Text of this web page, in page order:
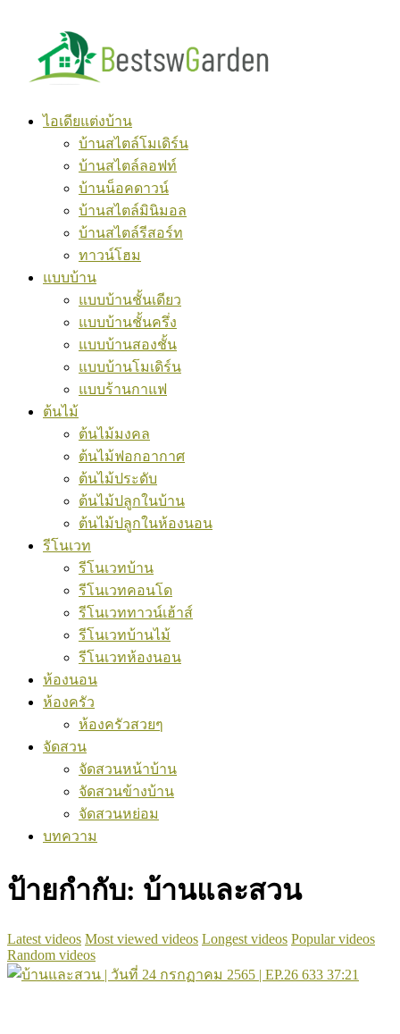
ไอเดียแต่งบ้าน
บ้านสไตล์โมเดิร์น
บ้านสไตล์ลอฟท์
บ้านน็อคดาวน์
บ้านสไตล์มินิมอล
บ้านสไตล์รีสอร์ท
ทาวน์โฮม
แบบบ้าน
แบบบ้านชั้นเดียว
แบบบ้านชั้นครึ่ง
แบบบ้านสองชั้น
แบบบ้านโมเดิร์น
แบบร้านกาแฟ
ต้นไม้
ต้นไม้มงคล
ต้นไม้ฟอกอากาศ
ต้นไม้ประดับ
ต้นไม้ปลูกในบ้าน
ต้นไม้ปลูกในห้องนอน
รีโนเวท
รีโนเวทบ้าน
รีโนเวทคอนโด
รีโนเวททาวน์เฮ้าส์
รีโนเวทบ้านไม้
รีโนเวทห้องนอน
ห้องนอน
ห้องครัว
ห้องครัวสวยๆ
จัดสวน
จัดสวนหน้าบ้าน
จัดสวนข้างบ้าน
จัดสวนหย่อม
บทความ
ป้ายกำกับ: บ้านและสวน
Latest videos Most viewed videos Longest videos Popular videos
Random videos
633 37:21